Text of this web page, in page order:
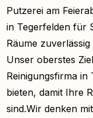
Putzerei am
in Tegerfelden für
Räume
Unser oberstes
Reinigungsfirma in
bieten, damit Ihre
sind.Wir denken